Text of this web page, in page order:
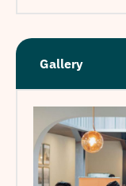
Gallery